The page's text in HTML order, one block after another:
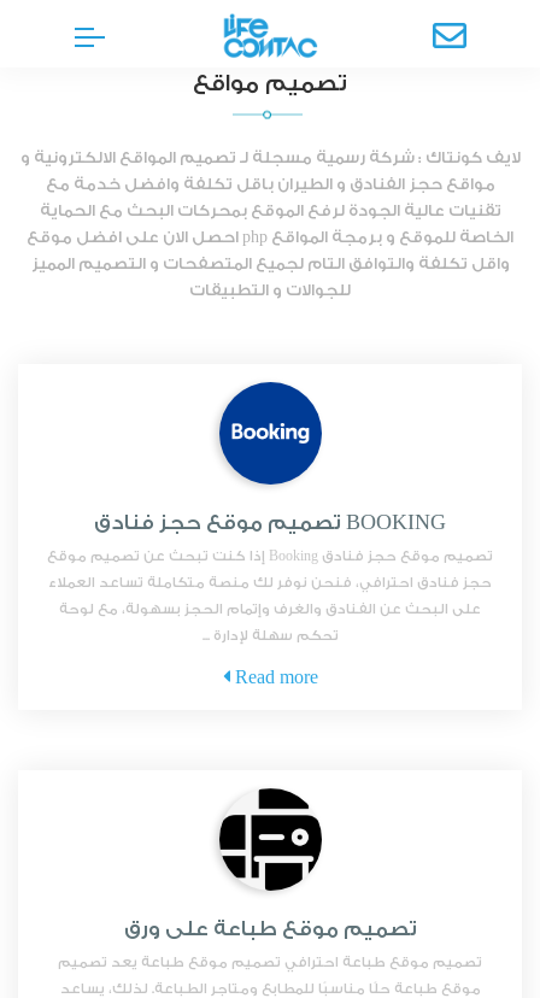
تصميم مواقع
لايف كونتاك : شركة رسمية مسجلة لـ تصميم المواقع الالكترونية و
مواقع حجز الفنادق و الطيران باقل تكلفة وافضل خدمة مع
تقنيات عالية الجودة لرفع الموقع بمحركات البحث مع الحماية
الخاصة للموقع و برمجة المواقع php احصل الان على افضل موقع
واقل تكلفة والتوافق التام لجميع المتصفحات و التصميم المميز
للجوالات و التطبيقات
تصميم موقع حجز فنادق BOOKING
تصميم موقع حجز فنادق Booking إذا كنت تبحث عن تصميم موقع
حجز فنادق احترافي، فنحن نوفر لك منصة متكاملة تساعد العملاء
على البحث عن الفنادق والغرف وإتمام الحجز بسهولة، مع لوحة
تحكم سهلة لإدارة ...
Read more
تصميم موقع طباعة على ورق
تصميم موقع طباعة احترافي تصميم موقع طباعة يعد تصميم
موقع طباعة حلًا مناسبًا للمطابع ومتاجر الطباعة. لذلك، يساعد